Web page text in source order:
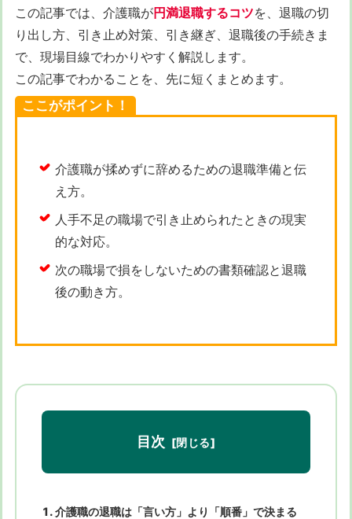
この記事では、介護職が円満退職するコツを、退職の切
り出し方、引き止め対策、引き継ぎ、退職後の手続きま
で、現場目線でわかりやすく解説します。
この記事でわかることを、先に短くまとめます。
ここがポイント！
介護職が揉めずに辞めるための退職準備と伝
え方。
人手不足の職場で引き止められたときの現実
的な対応。
次の職場で損をしないための書類確認と退職
後の動き方。
目次
介護職の退職は「言い方」より「順番」で決まる